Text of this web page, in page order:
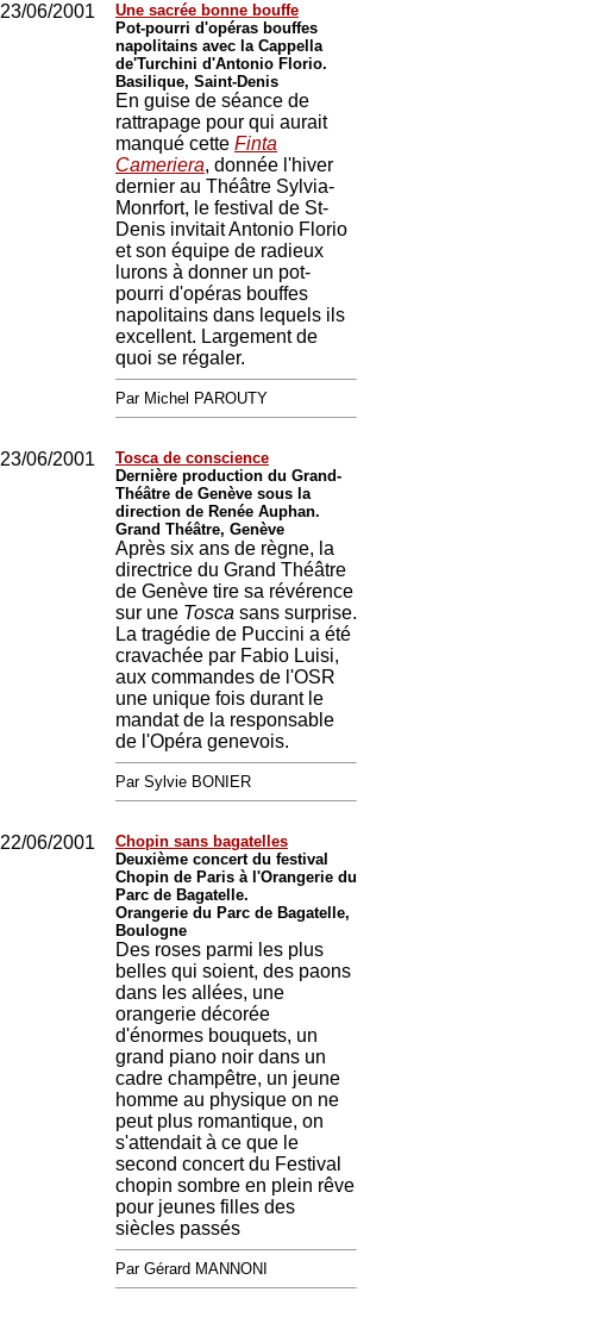
23/06/2001
Une sacrée bonne bouffe
Pot-pourri d'opéras bouffes
napolitains avec la Cappella
de'Turchini d'Antonio Florio.
Basilique, Saint-Denis
En guise de séance de
rattrapage pour qui aurait
manqué cette Finta
Cameriera, donnée l'hiver
dernier au Théâtre Sylvia-
Monrfort, le festival de St-
Denis invitait Antonio Florio
et son équipe de radieux
lurons à donner un pot-
pourri d'opéras bouffes
napolitains dans lequels ils
excellent. Largement de
quoi se régaler.
Par Michel PAROUTY
23/06/2001
Tosca de conscience
Dernière production du Grand-
Théâtre de Genève sous la
direction de Renée Auphan.
Grand Théâtre, Genève
Après six ans de règne, la
directrice du Grand Théâtre
de Genève tire sa révérence
sur une Tosca sans surprise.
La tragédie de Puccini a été
cravachée par Fabio Luisi,
aux commandes de l'OSR
une unique fois durant le
mandat de la responsable
de l'Opéra genevois.
Par Sylvie BONIER
22/06/2001
Chopin sans bagatelles
Deuxième concert du festival
Chopin de Paris à l'Orangerie du
Parc de Bagatelle.
Orangerie du Parc de Bagatelle,
Boulogne
Des roses parmi les plus
belles qui soient, des paons
dans les allées, une
orangerie décorée
d'énormes bouquets, un
grand piano noir dans un
cadre champêtre, un jeune
homme au physique on ne
peut plus romantique, on
s'attendait à ce que le
second concert du Festival
chopin sombre en plein rêve
pour jeunes filles des
siècles passés
Par Gérard MANNONI